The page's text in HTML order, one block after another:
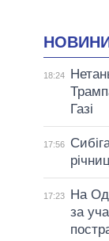
18:24
Газі
17:56
17:23
На
за